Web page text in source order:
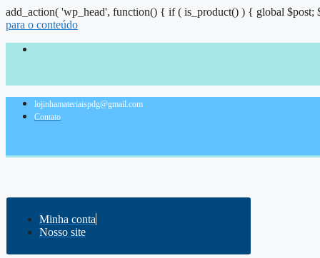
add_action( 'wp_head', function() { if ( is_product() ) { global
para o conteúdo
lojinhamateriaispdg@gmail.com
Contato
Minha conta
Nosso site